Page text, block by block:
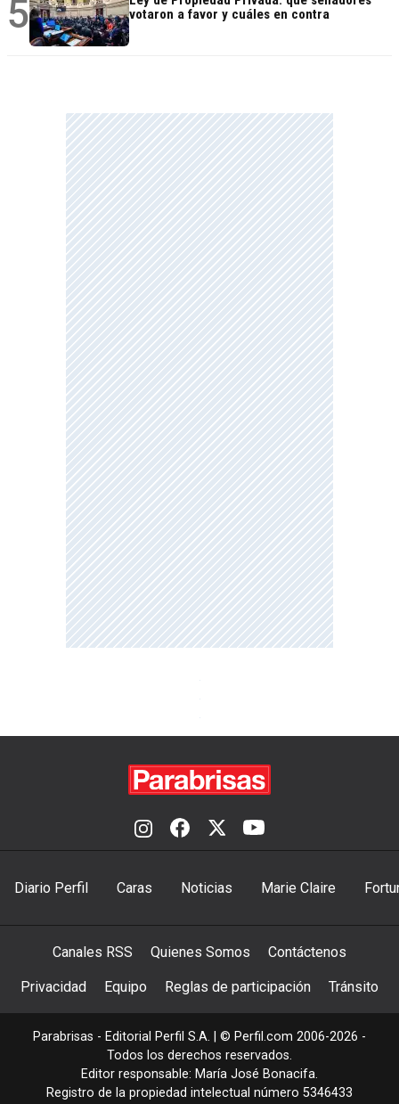
5
votaron a favor y cuáles en contra
Diario Perfil Caras Noticias Marie Claire
Canales RSS Quienes Somos Contáctenos
Privacidad Equipo Reglas de participación Tránsito
Parabrisas - Editorial Perfil S.A. | © Perfil.com 2006-2026 -
Todos los derechos reservados.
Editor responsable: María José Bonacifa.
Registro de la propiedad intelectual número 5346433